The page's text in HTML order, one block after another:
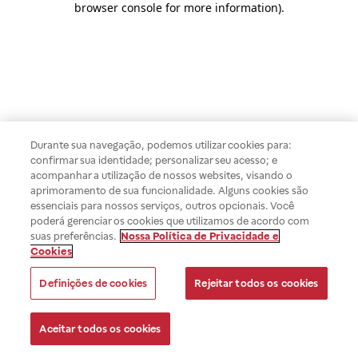
browser console for more information).
Durante sua navegação, podemos utilizar cookies para:
confirmar sua identidade; personalizar seu acesso; e
acompanhar a utilização de nossos websites, visando o
aprimoramento de sua funcionalidade. Alguns cookies são
essenciais para nossos serviços, outros opcionais. Você
poderá gerenciar os cookies que utilizamos de acordo com
suas preferências. Nossa Política de Privacidade e
Cookies
Definições de cookies Rejeitar todos os cookies
Aceitar todos os cookies